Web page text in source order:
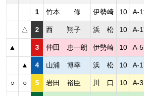
1 竹本 修 伊勢崎 10 A-
△ 2 西 翔子 浜 松 10 A-
▲ 3 仲田 恵一朗 伊勢崎 10 A-
▲ 4 山浦 博幸 浜 松 10 A-
○ ○ 5 岩田 裕臣 川 口 10 A-3